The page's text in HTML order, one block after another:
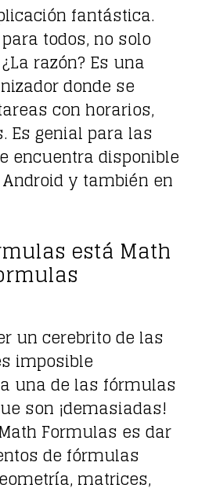
fantástica.
todos, no solo
razón? Es una
donde se
con horarios,
Es genial para las
encuentra disponible
y también en
está Math
un cerebrito de las
imposible
una de las fórmulas
son ¡demasiadas!
Formulas es dar
de fórmulas
matrices,